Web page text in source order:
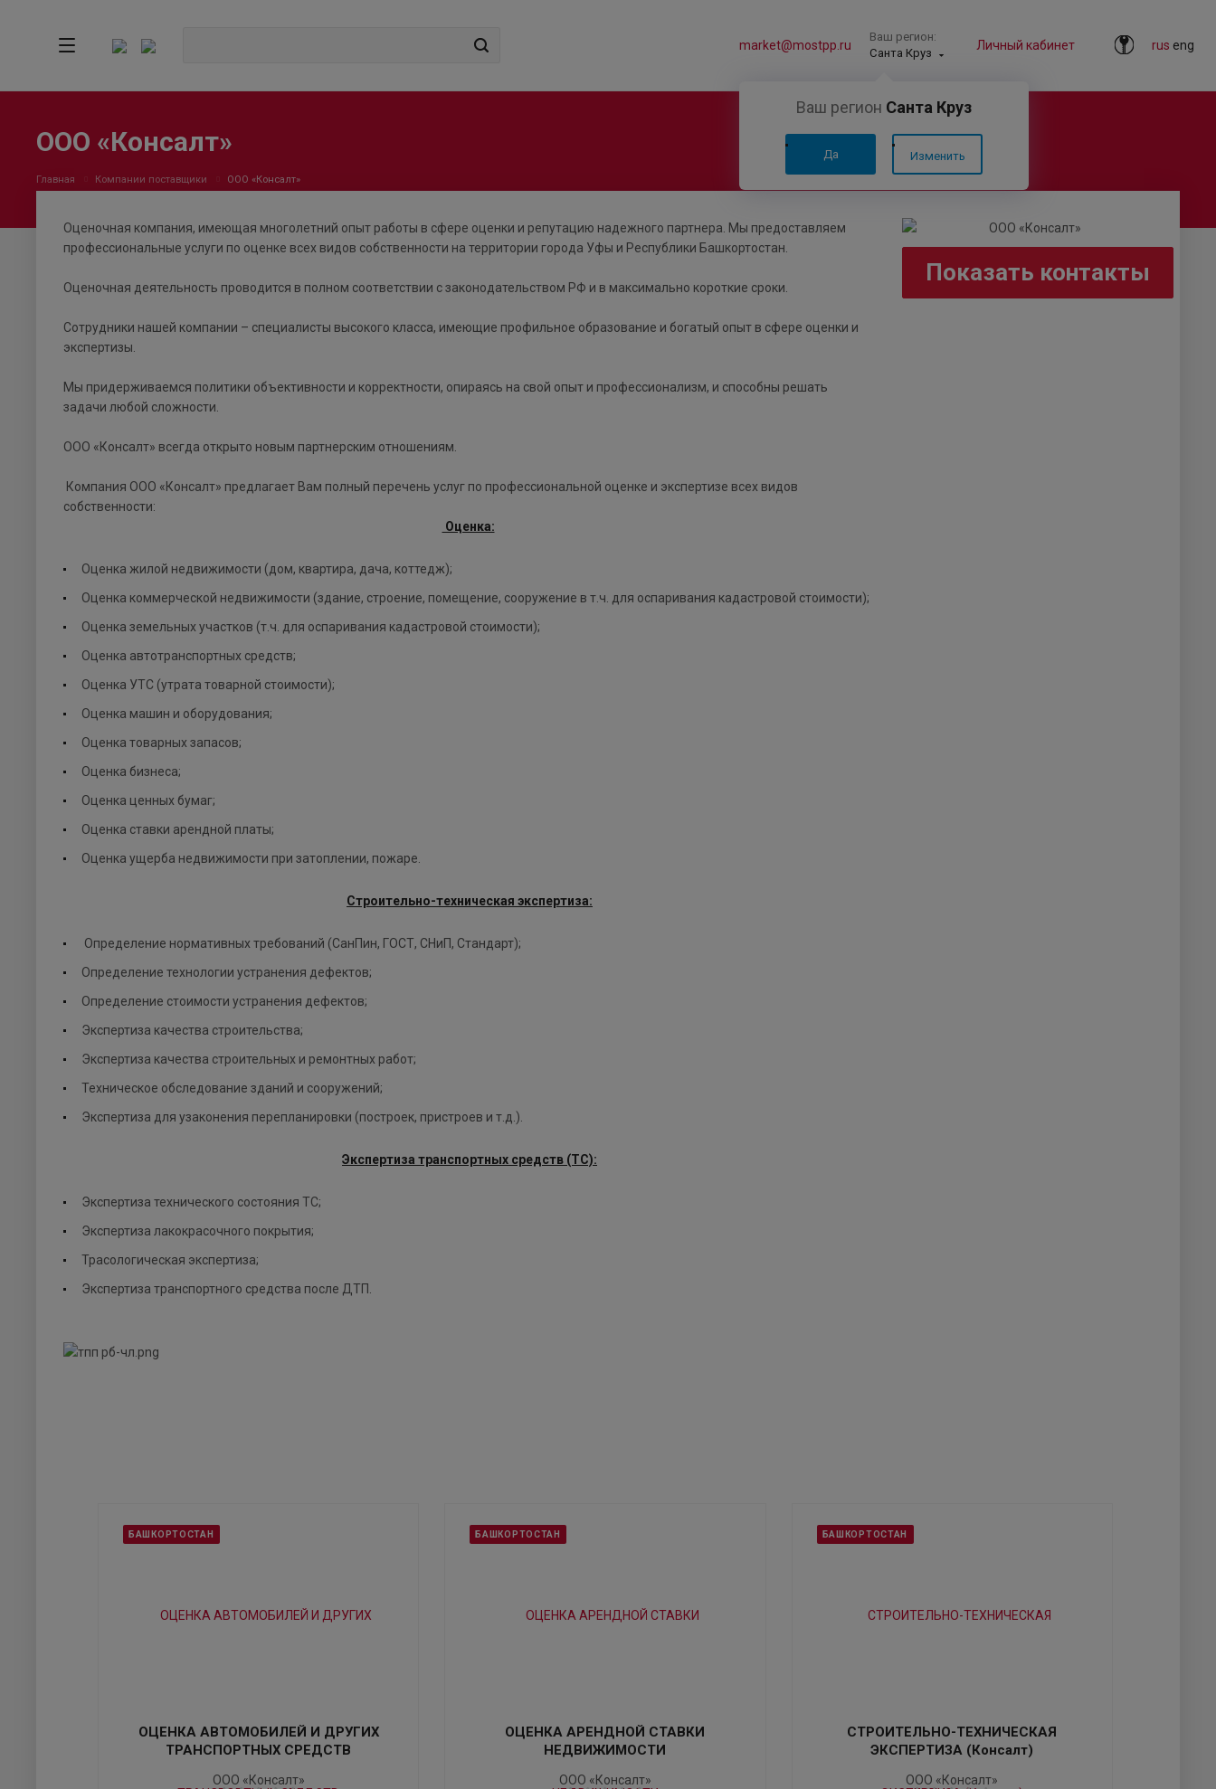
rus eng
Личный кабинет
Ваш регион:
Санта Круз
Ваш регион Санта Круз
Да Изменить
market@mostpp.ru
ООО «Консалт»
Главная Компании поставщики ООО «Консалт»
Показать контакты
Оценочная компания, имеющая многолетний опыт работы в сфере оценки и репутацию надежного партнера. Мы предоставляем
профессиональные услуги по оценке всех видов собственности на территории города Уфы и Республики Башкортостан.
Оценочная деятельность проводится в полном соответствии с законодательством РФ и в максимально короткие сроки.
Сотрудники нашей компании – специалисты высокого класса, имеющие профильное образование и богатый опыт в сфере оценки и
экспертизы.
Мы придерживаемся политики объективности и корректности, опираясь на свой опыт и профессионализм, и способны решать
задачи любой сложности.
ООО «Консалт» всегда открыто новым партнерским отношениям.
Компания ООО «Консалт» предлагает Вам полный перечень услуг по профессиональной оценке и экспертизе всех видов
собственности:
Оценка:
Оценка жилой недвижимости (дом, квартира, дача, коттедж);
Оценка коммерческой недвижимости (здание, строение, помещение, сооружение в т.ч. для оспаривания кадастровой стоимости);
Оценка земельных участков (т.ч. для оспаривания кадастровой стоимости);
Оценка автотранспортных средств;
Оценка УТС (утрата товарной стоимости);
Оценка машин и оборудования;
Оценка товарных запасов;
Оценка бизнеса;
Оценка ценных бумаг;
Оценка ставки арендной платы;
Оценка ущерба недвижимости при затоплении, пожаре.
Строительно-техническая экспертиза:
Определение нормативных требований (СанПин, ГОСТ, СНиП, Стандарт);
Определение технологии устранения дефектов;
Определение стоимости устранения дефектов;
Экспертиза качества строительства;
Экспертиза качества строительных и ремонтных работ;
Техническое обследование зданий и сооружений;
Экспертиза для узаконения перепланировки (построек, пристроев и т.д.).
Экспертиза транспортных средств (ТС):
Экспертиза технического состояния ТС;
Экспертиза лакокрасочного покрытия;
Трасологическая экспертиза;
Экспертиза транспортного средства после ДТП.
БАШКОРТОСТАН
ОЦЕНКА АВТОМОБИЛЕЙ И ДРУГИХ
ТРАНСПОРТНЫХ СРЕДСТВ
ООО «Консалт»
БАШКОРТОСТАН
ОЦЕНКА АРЕНДНОЙ СТАВКИ
НЕДВИЖИМОСТИ
ООО «Консалт»
БАШКОРТОСТАН
СТРОИТЕЛЬНО-ТЕХНИЧЕСКАЯ
ЭКСПЕРТИЗА (Консалт)
ООО «Консалт»